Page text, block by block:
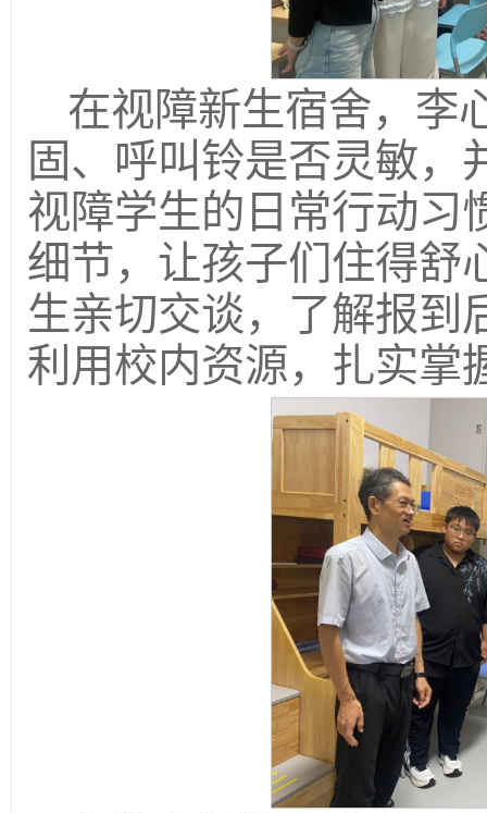
在视障新生宿舍，李
固、呼叫铃是否灵敏，
视障学生的日常行动习
细节，让孩子们住得舒
生亲切交谈，了解报到
利用校内资源，扎实掌